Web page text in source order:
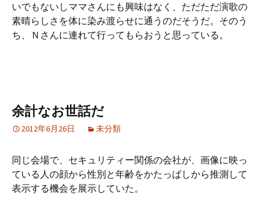
いでもないしママさんにも興味はなく、ただただ演歌の
素晴らしさを体に染み渡らせに通うのだそうだ。そのう
ち、Ｎさんに連れて行ってもらおうと思っている。
余計なお世話だ
2012年6月26日 未分類
同じ会場で、セキュリティー関係の会社が、画像に映っ
ている人の顔から性別と年齢をかたっぱしから推測して
表示する機会を展示していた。